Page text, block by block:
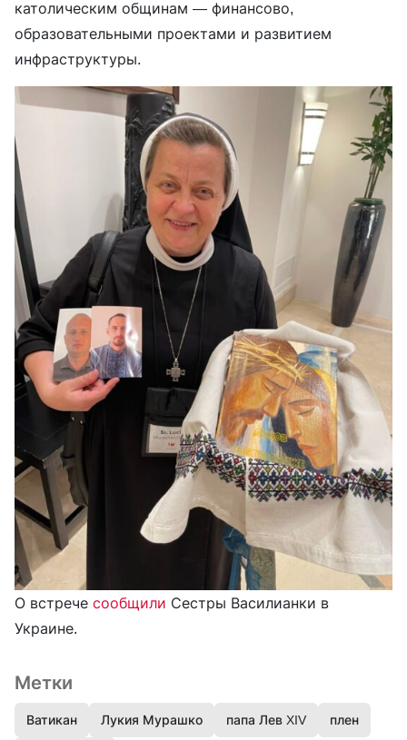
католическим общинам — финансово,
образовательными проектами и развитием
инфраструктуры.
О встрече сообщили Сестры Василианки в
Украине.
Метки
Ватикан Лукия Мурашко папа Лев XIV плен